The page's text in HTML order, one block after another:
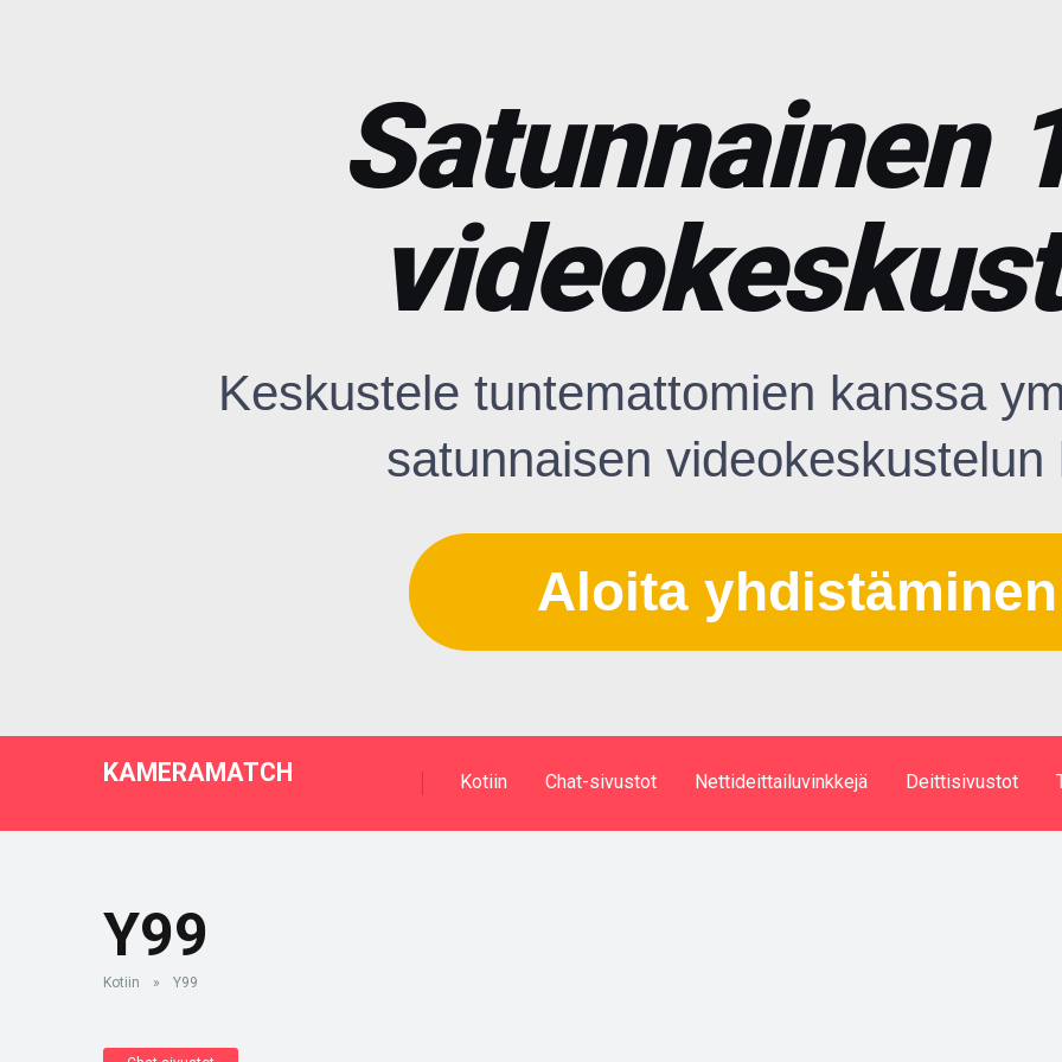
Satunnainen
Keskustele tuntemattomien kanssa
satunnaisen videokeskustelun
Aloita yhdistäminen
KAMERAMATCH Kotiin Chat-sivustot Nettideittailuvinkkejä Deittisivustot
Y99
Kotiin » Y99